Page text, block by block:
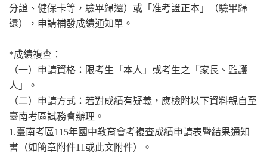
分證、健保卡等，驗畢歸還）或「准考證正本」（驗畢歸
還），申請補發成績通知單。
*成績複查：
（一）申請資格：限考生「本人」或考生之「家長、監護
人」。
（二）申請方式：若對成績有疑義，應檢附以下資料親自至
臺南考區試務會辦理。
1.臺南考區115年國中教育會考複查成績申請表暨結果通知
書（如簡章附件11或此文附件）。